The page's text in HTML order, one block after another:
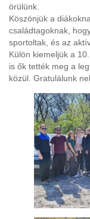
örülünk.
Köszönjük a
családtagoknak,
sportoltak, és az
Külön kiemeljük a
is ők tették meg a
közül. Gratulálunk